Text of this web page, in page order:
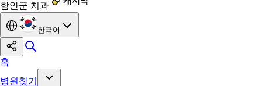
함안군 치과
한국어
홈
병원찾기